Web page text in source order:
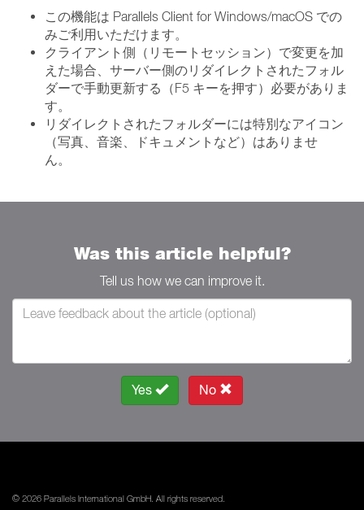
この機能は Parallels Client for Windows/macOS での
みご利用いただけます。
クライアント側（リモートセッション）で変更を加
えた場合、サーバー側のリダイレクトされたフォル
ダーで手動更新する（F5 キーを押す）必要がありま
す。
リダイレクトされたフォルダーには特別なアイコン
（写真、音楽、ドキュメントなど）はありませ
ん。
Was this article helpful?
Tell us how we can improve it.
Yes No
© 2026 Parallels International GmbH. All rights reserved.